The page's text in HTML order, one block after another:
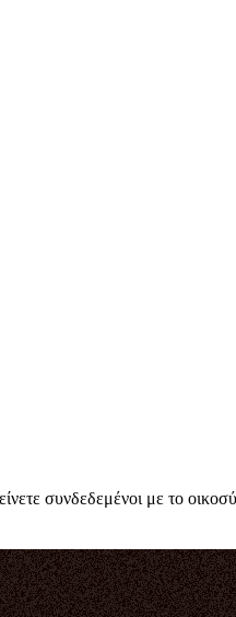
συνδεδεμένοι με το